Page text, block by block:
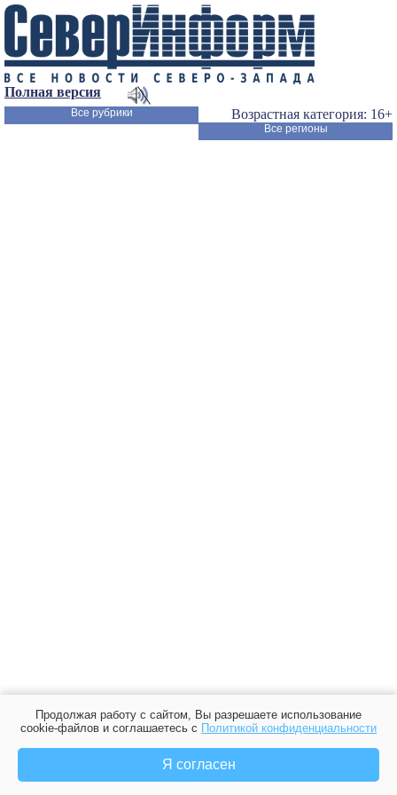
Полная версия
Возрастная категория: 16+
Все рубрики
Все регионы
Продолжая работу с сайтом, Вы разрешаете использование
cookie-файлов и соглашаетесь с Политикой конфиденциальности
Я согласен